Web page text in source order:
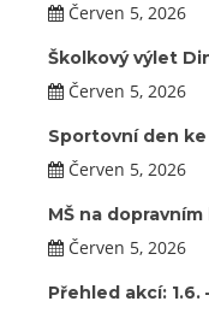
Červen 5, 2026
Školkový výlet
Červen 5, 2026
Sportovní den ke
Červen 5, 2026
MŠ na
Červen 5, 2026
Přehled akcí: 1.6.